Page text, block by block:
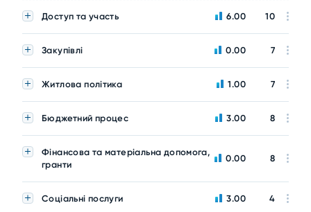
Доступ та участь 6.00 10
Закупівлі 0.00 7
Житлова політика 1.00 7
Бюджетний процес 3.00 8
Фінансова та матеріальна допомога,
гранти
0.00 8
Соціальні послуги 3.00 4